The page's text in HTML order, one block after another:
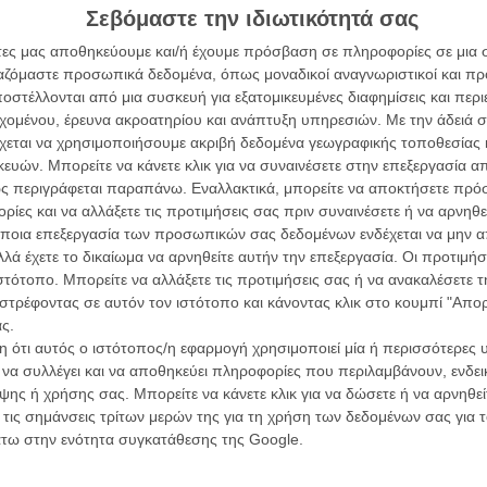
Σεβόμαστε την ιδιωτικότητά σας
μας αποθηκεύουμε και/ή έχουμε πρόσβαση σε πληροφορίες σε
προσωπικά δεδομένα, όπως μοναδικοί αναγνωριστικοί και
από μια συσκευή για εξατομικευμένες διαφημίσεις και
έρευνα ακροατηρίου και ανάπτυξη υπηρεσιών. Με την άδειά
να χρησιμοποιήσουμε ακριβή δεδομένα γεωγραφικής τοποθεσίας
Μπορείτε να κάνετε κλικ για να συναινέσετε στην επεξεργασία
περιγράφεται παραπάνω. Εναλλακτικά, μπορείτε να αποκτήσετε
και να αλλάξετε τις προτιμήσεις σας πριν συναινέσετε ή να
επεξεργασία των προσωπικών σας δεδομένων ενδέχεται να μην
έχετε το δικαίωμα να αρνηθείτε αυτήν την επεξεργασία. Οι
Μπορείτε να αλλάξετε τις προτιμήσεις σας ή να ανακαλέσετε
σε αυτόν τον ιστότοπο και κάνοντας κλικ στο κουμπί
αυτός ο ιστότοπος/η εφαρμογή χρησιμοποιεί μία ή περισσότερες
συλλέγει και να αποθηκεύει πληροφορίες που περιλαμβάνουν,
ή χρήσης σας. Μπορείτε να κάνετε κλικ για να δώσετε ή να
σημάνσεις τρίτων μερών της για τη χρήση των δεδομένων σας
στην ενότητα συγκατάθεσης της Google.
κερδίζουν τις εντυπώσεις!
του Στίβεν Σπίλμπεργκ!
για τον «Τεν Τεν»